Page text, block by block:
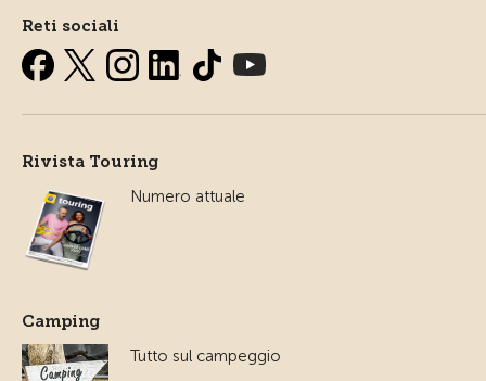
Reti sociali
Rivista Touring
Numero attuale
Camping
Tutto sul campeggio